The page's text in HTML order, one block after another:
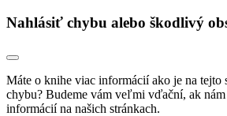
Nahlásiť chybu alebo škodlivý
Máte o knihe viac informácií ako je na tejto
chybu? Budeme vám veľmi vďační, ak
informácií na našich stránkach.